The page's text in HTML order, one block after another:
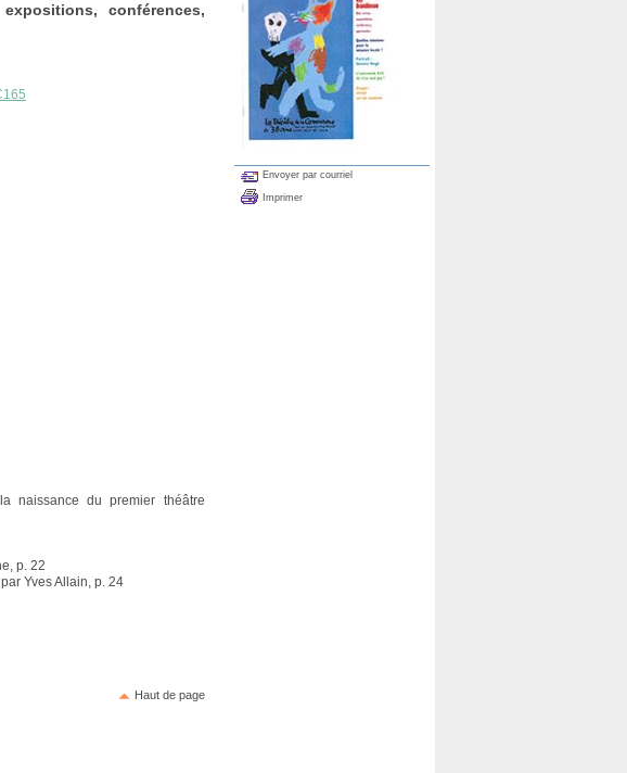
conférences,
naissance du premier théâtre
p. 22
Yves Allain, p. 24
Haut de page
Envoyer par courriel
Imprimer